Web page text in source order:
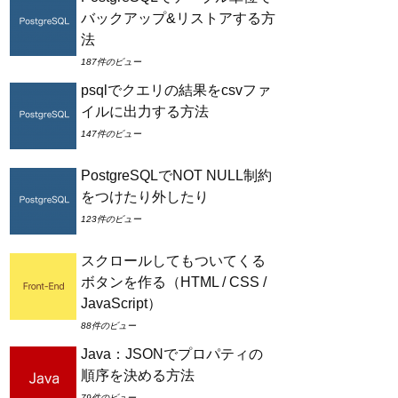
バックアップ&リストアする方
法
187件のビュー
psqlでクエリの結果をcsvファ
イルに出力する方法
147件のビュー
PostgreSQLでNOT NULL制約
をつけたり外したり
123件のビュー
スクロールしてもついてくる
ボタンを作る（HTML / CSS /
JavaScript）
88件のビュー
Java：JSONでプロパティの
順序を決める方法